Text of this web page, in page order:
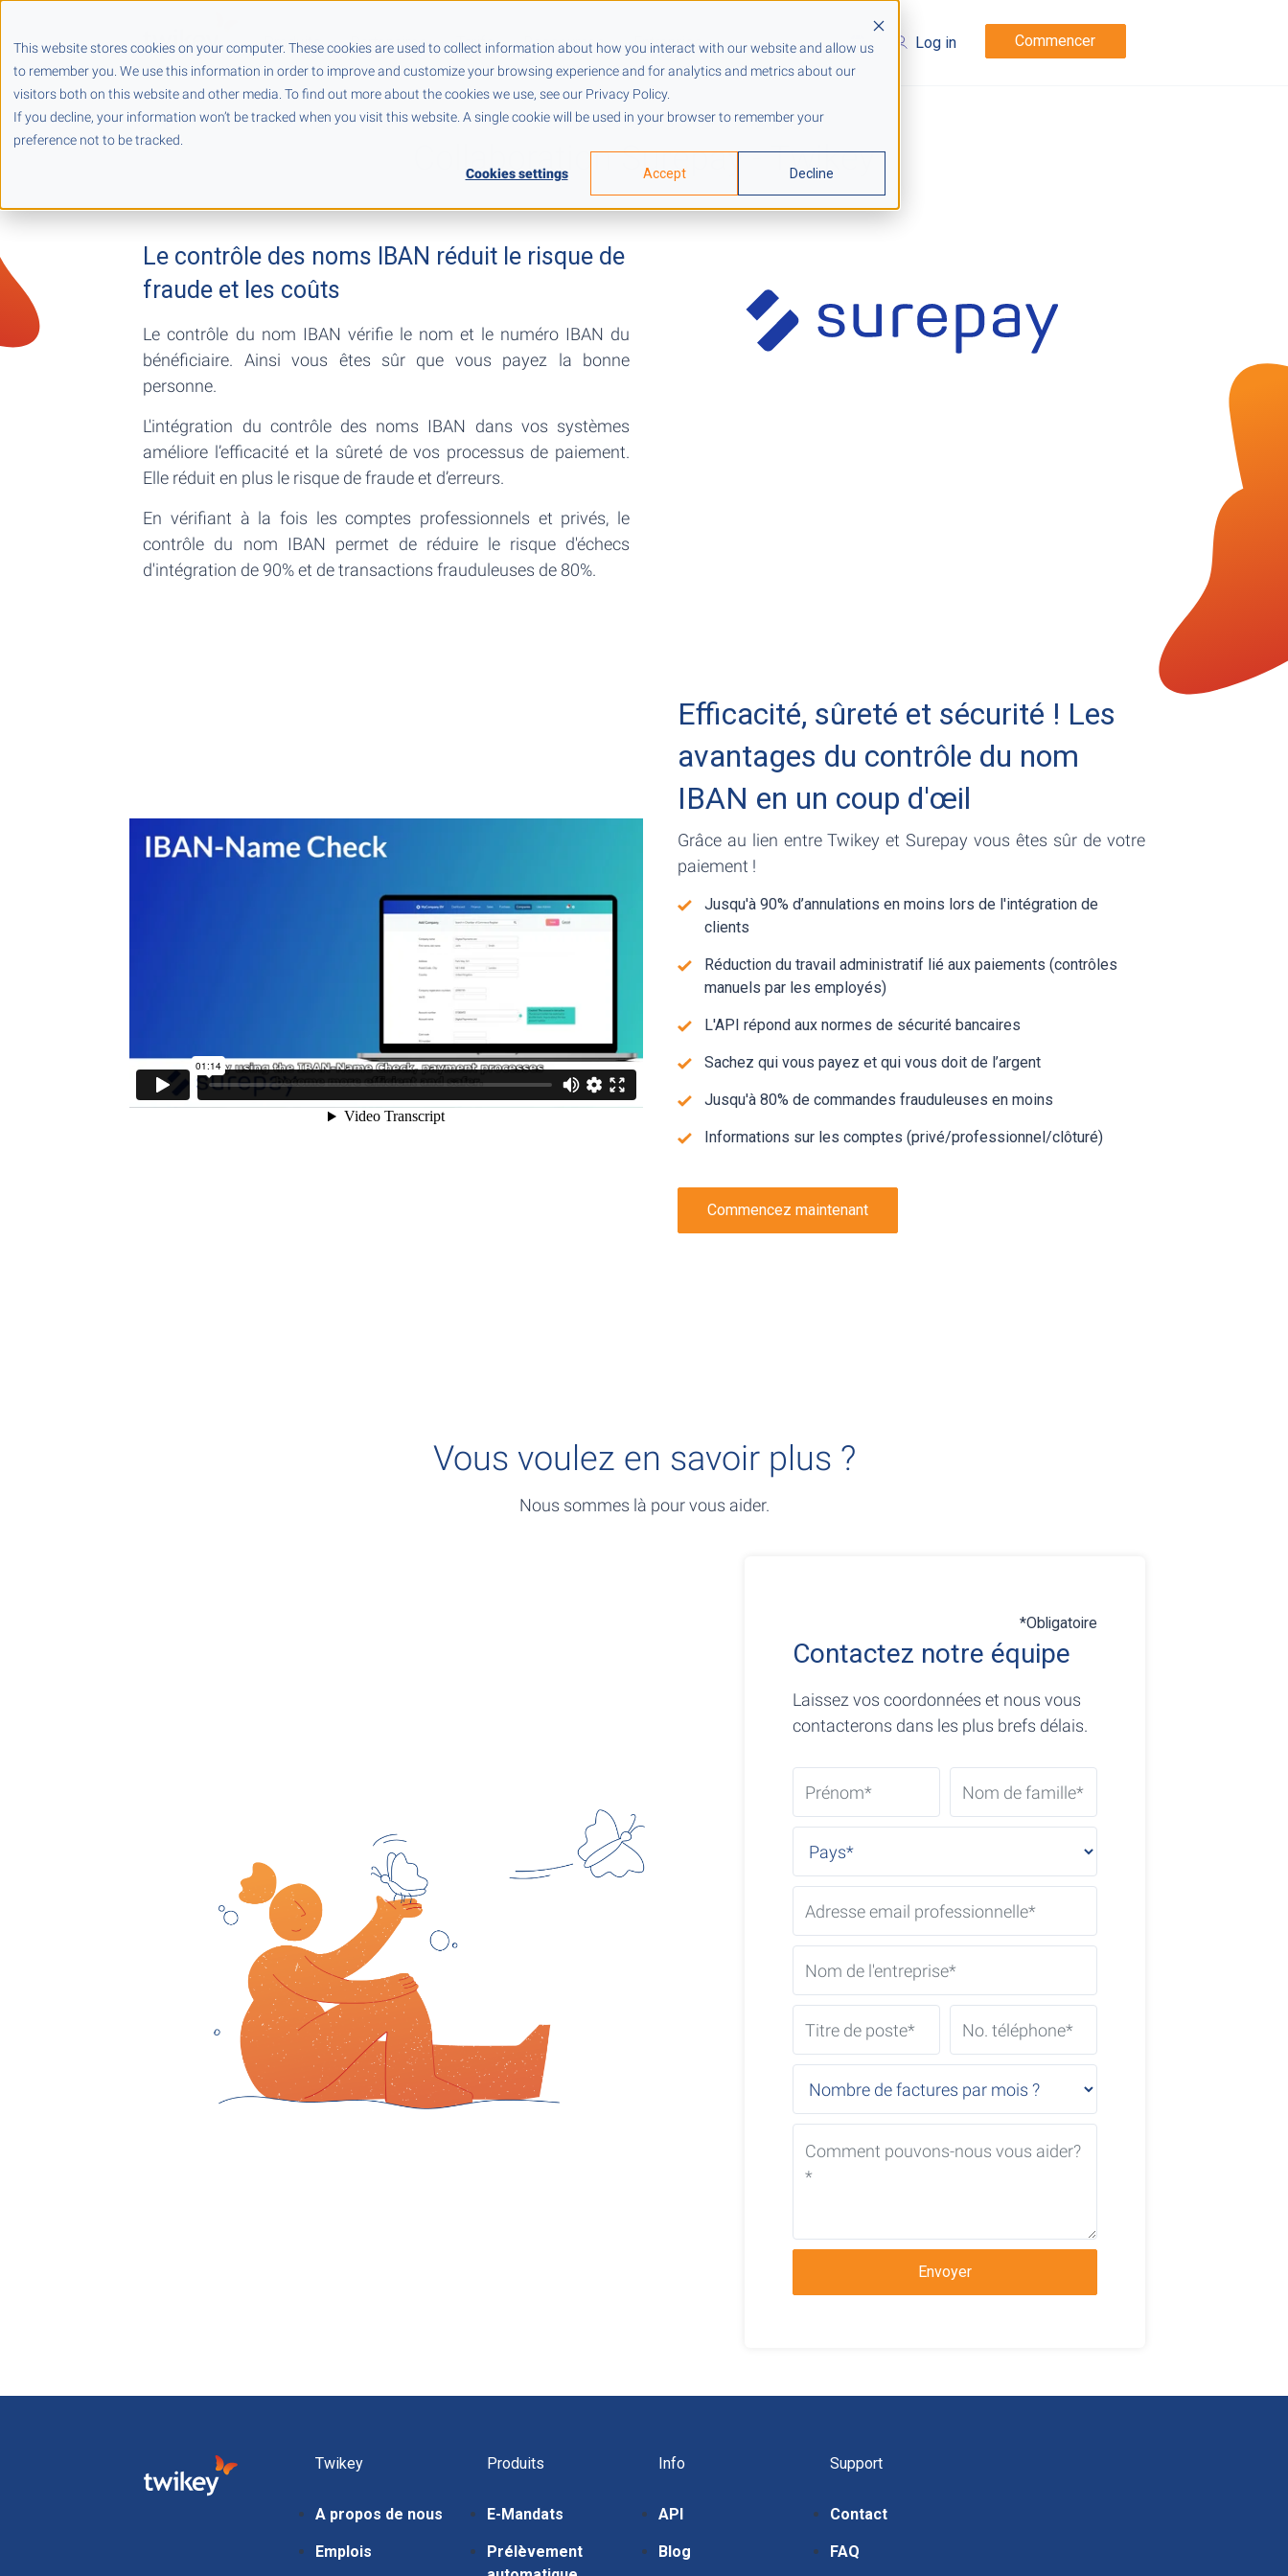
This website stores cookies on your computer. These cookies are used to collect information about how you interact with our website and allow us
to remember you. We use this information in order to improve and customize your browsing experience and for analytics and metrics about our
visitors both on this website and other media. To find out more about the cookies we use, see our Privacy Policy.
If you decline, your information won’t be tracked when you visit this website. A single cookie will be used in your browser to remember your
preference not to be tracked.
Cookies settings Accept Decline
Produits Partenaires Tarifs Ressources Entreprise Log in Commencer
Collaboration Surepay - Twikey
Le contrôle des noms IBAN réduit le risque de
fraude et les coûts
Le contrôle du nom IBAN vérifie le nom et le numéro IBAN du
bénéficiaire. Ainsi vous êtes sûr que vous payez la bonne
personne.
L'intégration du contrôle des noms IBAN dans vos systèmes
améliore l’efficacité et la sûreté de vos processus de paiement.
Elle réduit en plus le risque de fraude et d’erreurs.
En vérifiant à la fois les comptes professionnels et privés, le
contrôle du nom IBAN permet de réduire le risque d'échecs
d'intégration de 90% et de transactions frauduleuses de 80%.
Efficacité, sûreté et sécurité ! Les
avantages du contrôle du nom
IBAN en un coup d'œil
Grâce au lien entre Twikey et Surepay vous êtes sûr de votre
paiement !
Jusqu'à 90% d’annulations en moins lors de l'intégration de
clients
Réduction du travail administratif lié aux paiements (contrôles
manuels par les employés)
L'API répond aux normes de sécurité bancaires
Sachez qui vous payez et qui vous doit de l’argent
Jusqu'à 80% de commandes frauduleuses en moins
Informations sur les comptes (privé/professionnel/clôturé)
Commencez maintenant
Vous voulez en savoir plus ?
Nous sommes là pour vous aider.
*Obligatoire
Contactez notre équipe
Laissez vos coordonnées et nous vous
contacterons dans les plus brefs délais.
Envoyer
Twikey
A propos de nous
Emplois
Produits
E-Mandats
Prélèvement
Info
API
Blog
Support
Contact
FAQ